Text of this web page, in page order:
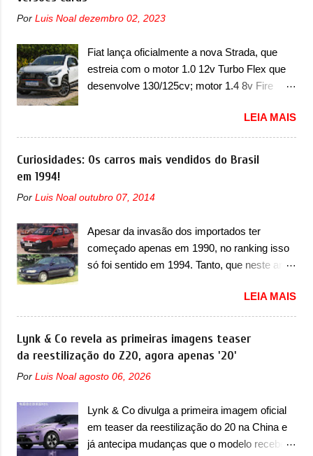
nasce com um design que está bastante
faróis com um desenho mais retangular, com
um pequeno prolongamento para as laterais.
Os faróis cont...
concessionária mais próxima para a solução
uma atualização do software do módulo de
controle da bateria (AHCP e HCP). Para
alguns veículos envolvidos, também, será
substituição do motor do ventilador HVAC
(aquecimento, ventilação e ar-condicionado).
A marca também confirmou que “foi
sobrecarga do microprocessador do Módulo
causar a perda de força motriz, requerendo a
atualização do software do modulo de...
Por Luis Noal dezembro 02, 2023
Fiat lança oficialmente a nova Strada, que
estreia com o motor 1.0 12v Turbo Flex que
desenvolve 130/125cv; motor 1.4 8v Fire
oficialmente a nova Strada, que aparece com
mudanças visuais e com uma nova opção de
motor. Depois da picape compacta receber o
do motor 1.0 12v Turbo Flex, conhecido
a Fiat Strada soube ser mutável com
avanços importantes que a concorrência
nunca conseguiu acompanhar e agora ela
chegada do motor T200, que estreou nos
irmãos Pulse e Fastback. "A Fiat Strada é
mais do que uma picape, é uma verdadeira
revolução no mercado automotivo. Há alguns
anos era improvável pensar que uma picape
que só a Strada fez. Mais do que isso: ela é a
prova viva que time que está ganhando se
mexe sim. Ao longo da sua história, ela...
LEIA MAIS
Curiosidades: Os carros mais vendidos do Brasil
em 1994!
Por Luis Noal outubro 07, 2014
Apesar da invasão dos importados ter
começado apenas em 1990, no ranking isso
só foi sentido em 1994. Tanto, que neste ano,
ao começar pelo Chevrolet Corsa, o mais
destacado deles no ranking que perdurou no
nosso mercado até início de 2012 e com
certeza foi um grandioso lançamento da
Chevrolet que assustou a concorrência.
Nesse ano também era lançada a nova
anos ganhava uma nova geração feita do
zero, apelidada de "Bolinha" por suas formas
arredondadas. Além do Gol, outro
LEIA MAIS
Lynk & Co revela as primeiras imagens teaser
da reestilização do Z20, agora apenas '20'
Por Luis Noal agosto 06, 2026
Lynk & Co divulga a primeira imagem oficial
em teaser da reestilização do 20 na China e
já antecipa mudanças que o modelo receberá